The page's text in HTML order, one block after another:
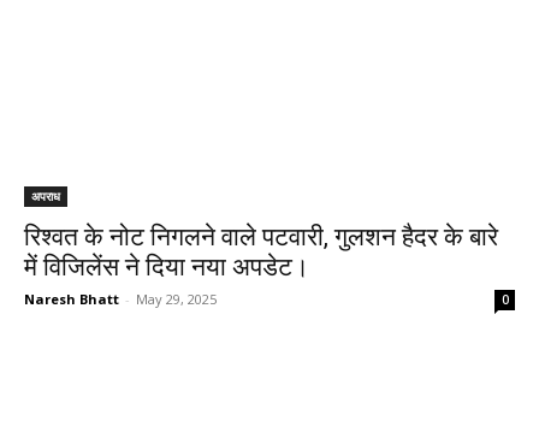
अपराध
रिश्वत के नोट निगलने वाले पटवारी, गुलशन हैदर के बारे
में विजिलेंस ने दिया नया अपडेट।
Naresh Bhatt - May 29, 2025 0